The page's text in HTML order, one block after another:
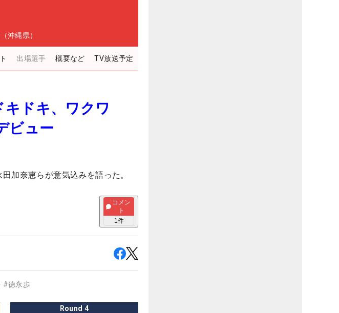
沖縄県）
出場選手 概要など TV放送予定
キドキ、ワクワ
ビュー
加奈恵らが意気込みを語った。
コメン
ト
1件
#徳永歩
Round 4